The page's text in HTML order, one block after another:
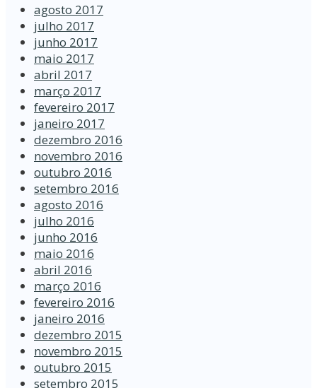
agosto 2017
julho 2017
junho 2017
maio 2017
abril 2017
março 2017
fevereiro 2017
janeiro 2017
dezembro 2016
novembro 2016
outubro 2016
setembro 2016
agosto 2016
julho 2016
junho 2016
maio 2016
abril 2016
março 2016
fevereiro 2016
janeiro 2016
dezembro 2015
novembro 2015
outubro 2015
setembro 2015